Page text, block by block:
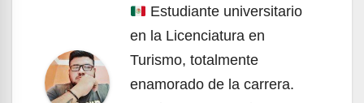
Estudiante universitario
en la Licenciatura en
Turismo, totalmente
enamorado de la carrera.